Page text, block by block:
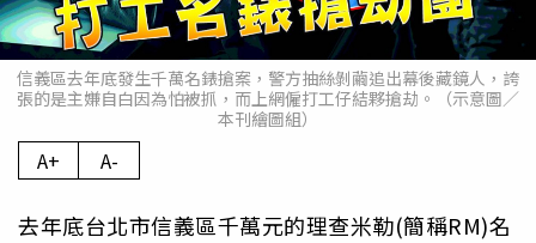
信義區去年底發生千萬名錶搶案，警方抽絲剝繭追出幕後藏鏡人，誇
張的是主嫌自白因為怕被抓，而上網僱打工仔結夥搶劫。（示意圖／
本刊繪圖組）
A+ A-
去年底台北市信義區千萬元的理查米勒(簡稱RM)名